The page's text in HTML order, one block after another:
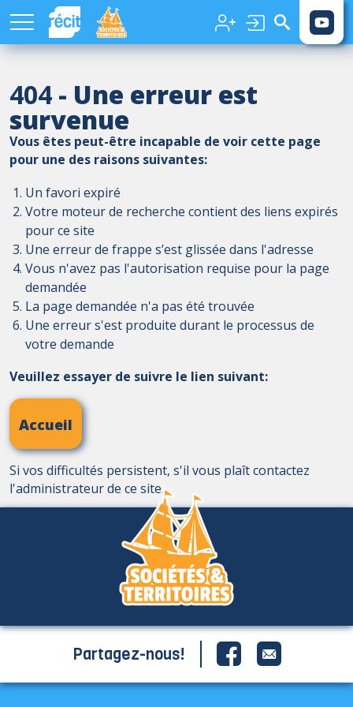
Aller au contenu principal
404 - Une erreur est
survenue
Vous êtes peut-être incapable de voir cette page
pour une des raisons suivantes:
Un favori expiré
Votre moteur de recherche contient des liens expirés
pour ce site
Une erreur de frappe s’est glissée dans l'adresse
Vous n'avez pas l'autorisation requise pour la page
demandée
La page demandée n'a pas été trouvée
Une erreur s'est produite durant le processus de
votre demande
Veuillez essayer de suivre le lien suivant:
Accueil
Si vos difficultés persistent, s'il vous plaît contactez
l'administrateur de ce site.
Partagez-nous!